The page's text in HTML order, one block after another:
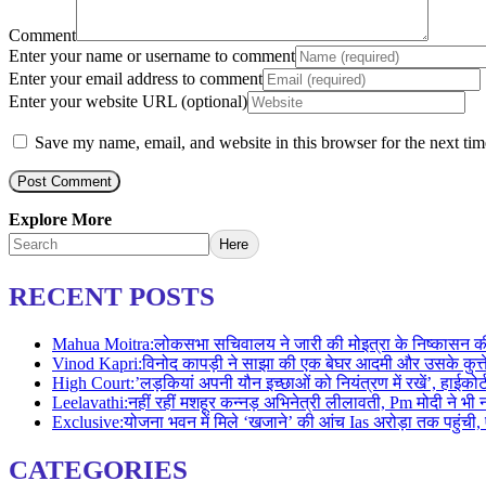
Comment
Enter your name or username to comment
Enter your email address to comment
Enter your website URL (optional)
Save my name, email, and website in this browser for the next
Explore More
Here
RECENT POSTS
Mahua Moitra:लोकसभा सचिवालय ने जारी की मोइत्रा के
Vinod Kapri:विनोद कापड़ी ने साझा की एक बेघर आदमी और उसके
High Court:’लड़कियां अपनी यौन इच्छाओं को नियंत्रण में रखें’,
Leelavathi:नहीं रहीं मशहूर कन्नड़ अभिनेत्री लीलावती, Pm मोदी ने
Exclusive:योजना भवन में मिले ‘खजाने’ की आंच Ias अरोड़ा तक
CATEGORIES